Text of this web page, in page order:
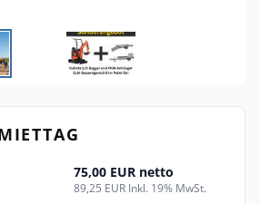
75,00 EUR netto
89,25 EUR Inkl. 19% MwSt.